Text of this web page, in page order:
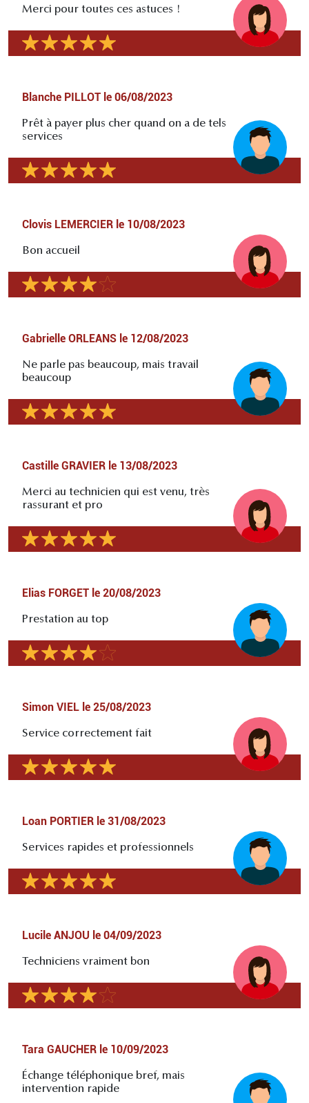
Merci pour toutes ces astuces !
Blanche PILLOT le 06/08/2023
Prêt à payer plus cher quand on a de tels
services
Clovis LEMERCIER le 10/08/2023
Bon accueil
Gabrielle ORLEANS le 12/08/2023
Ne parle pas beaucoup, mais travail
beaucoup
Castille GRAVIER le 13/08/2023
Merci au technicien qui est venu, très
rassurant et pro
Elias FORGET le 20/08/2023
Prestation au top
Simon VIEL le 25/08/2023
Service correctement fait
Loan PORTIER le 31/08/2023
Services rapides et professionnels
Lucile ANJOU le 04/09/2023
Techniciens vraiment bon
Tara GAUCHER le 10/09/2023
Échange téléphonique bref, mais
intervention rapide